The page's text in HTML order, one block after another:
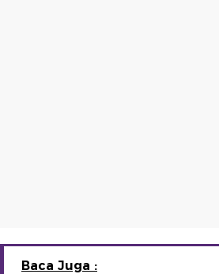
Baca Juga :